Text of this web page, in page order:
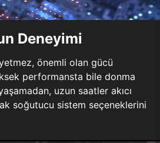
Deneyimi
önemli olan gücü
performansta bile donma
uzun saatler akıcı
soğutucu sistem seçeneklerini